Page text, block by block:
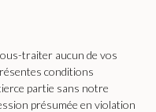
traiter aucun de vos
conditions
partie sans notre
présumée en violation